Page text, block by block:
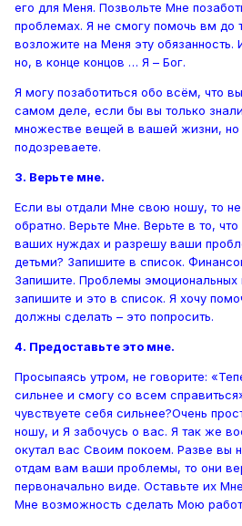
его для Меня. Позвольте Мне
проблемах. Я не смогу помочь вм до
возложите на Меня эту обязанность.
но, в конце концов … Я – Бог.
Я могу позаботиться обо всём, что
самом деле, если бы вы только
множестве вещей в вашей жизни,
подозреваете.
3. Верьте мне.
Если вы отдали Мне свою ношу, то не
обратно. Верьте Мне. Верьте в то,
ваших нуждах и разрешу ваши
детьми? Запишите в список.
Запишите. Проблемы эмоциональных
запишите и это в список. Я хочу
должны сделать – это попросить.
4. Предоставьте это мне.
Просыпаясь утром, не говорите:
сильнее и смогу со всем
чувствуете себя сильнее?Очень
ношу, и Я забочусь о вас. Я так же
окутал вас Своим покоем. Разве вы
отдам вам ваши проблемы, то они
первоначально виде. Оставьте их
Мне возможность сделать Мою